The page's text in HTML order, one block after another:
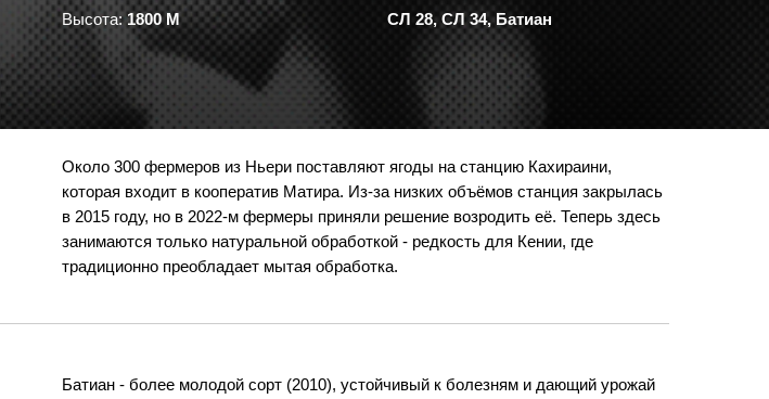
Высота:1800 М СЛ 28, СЛ 34, Батиан
Около 300 фермеров из Ньери поставляют ягоды на станцию Кахираини,
которая входит в кооператив Матира. Из-за низких объёмов станция закрылась
в 2015 году, но в 2022-м фермеры приняли решение возродить её. Теперь здесь
занимаются только натуральной обработкой - редкость для Кении, где
традиционно преобладает мытая обработка.
Батиан - более молодой сорт (2010), устойчивый к болезням и дающий урожай